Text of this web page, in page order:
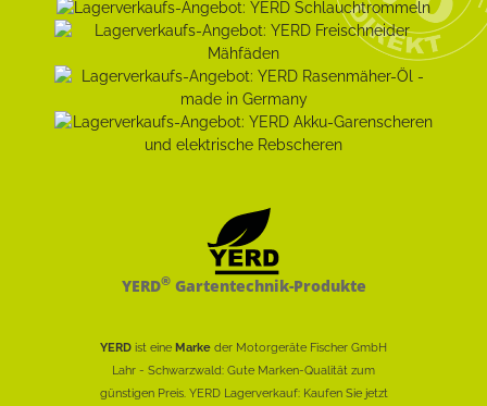
YERD®Gartentechnik-Produkte
YERD ist eine Marke der Motorgeräte Fischer GmbH
Lahr - Schwarzwald: Gute Marken-Qualität zum
günstigen Preis. YERD Lagerverkauf: Kaufen Sie jetzt